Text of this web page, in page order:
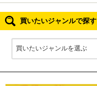
買いたいジャンルで探す